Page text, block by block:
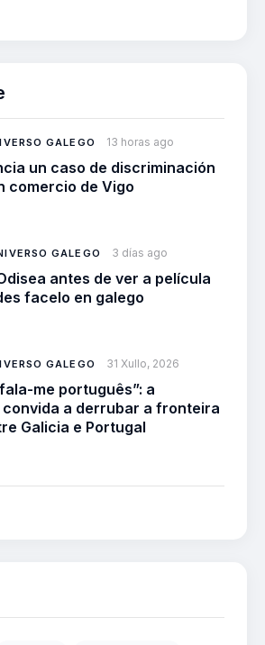
GALEGO 13 horas ago
un caso de discriminación
comercio de Vigo
GALEGO 3 días ago
antes de ver a película
facelo en galego
GALEGO 31 Xullo, 2026
me português”: a
convida a derrubar a fronteira
Galicia e Portugal